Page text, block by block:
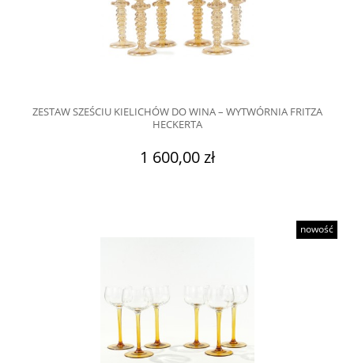
ZESTAW SZEŚCIU KIELICHÓW DO WINA – WYTWÓRNIA FRITZA
HECKERTA
1 600,00 zł
nowość